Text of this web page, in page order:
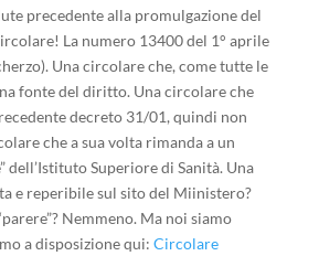
precedente alla promulgazione del
La numero 13400 del 1° aprile
Una circolare che, come tutte le
fonte del diritto. Una circolare che
decreto 31/01, quindi non
che a sua volta rimanda a un
dell’Istituto Superiore di Sanità. Una
e reperibile sul sito del Miinistero?
Nemmeno. Ma noi siamo
a disposizione qui: Circolare